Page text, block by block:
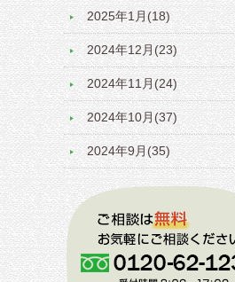
2025年1月(18)
2024年12月(23)
2024年11月(24)
2024年10月(37)
2024年9月(35)